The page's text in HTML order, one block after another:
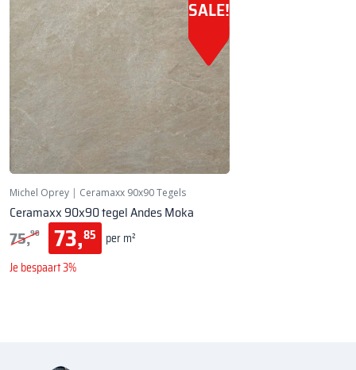
SALE!
Michel Oprey | Ceramaxx 90x90 Tegels
Ceramaxx 90x90 tegel Andes Moka
75,90 73,85
per m²
Je bespaart 3%